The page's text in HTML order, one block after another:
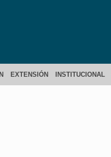
EXTENSIÓN INSTITUCIONAL